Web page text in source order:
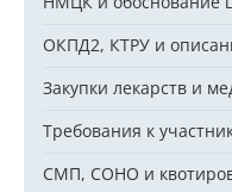
ОКПД2, КТРУ и
Закупки лекарств и
Требования к
СМП, СОНО и